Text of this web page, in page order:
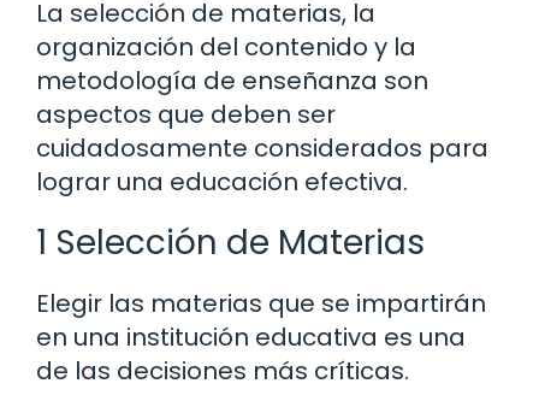
La selección de materias, la
organización del contenido y la
metodología de enseñanza son
aspectos que deben ser
cuidadosamente considerados para
lograr una educación efectiva.
1 Selección de Materias
Elegir las materias que se impartirán
en una institución educativa es una
de las decisiones más críticas.